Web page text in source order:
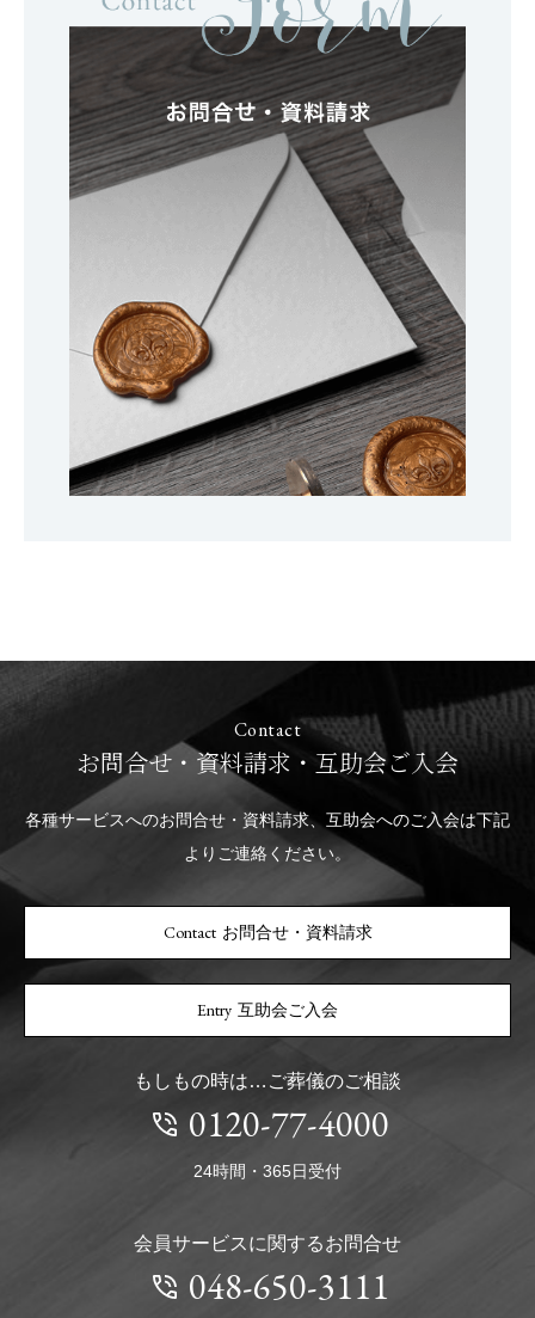
Contact
お問合せ・資料請求・互助会ご入会
各種サービスへのお問合せ・資料請求、互助会へのご入会は下記
よりご連絡ください。
お問合せ・資料請求
互助会ご入会
もしもの時は…ご葬儀のご相談
0120-77-4000
24時間・365日受付
会員サービスに関するお問合せ
048-650-3111